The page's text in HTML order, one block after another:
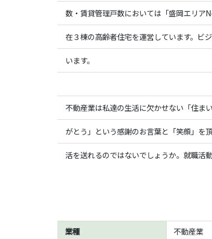
数・賃貸管理戸数においては「盛岡エリア
在３棟の高齢者住宅を運営しています。ビ
います。
不動産業は私達の生活に欠かせない「住ま
がとう」という感謝のお言葉と「笑顔」を
活を送れるのではないでしょうか。就職活
業種 不動産業